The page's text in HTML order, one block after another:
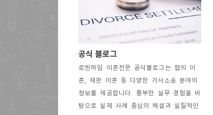
공식 블로그
로엔하임 이혼전문 공식블로그는 협의 이
혼, 재판 이혼 등 다양한 가사소송 분야의
정보를 제공합니다. 풍부한 실무 경험을 바
탕으로 실제 사례 중심의 해설과 실질적인